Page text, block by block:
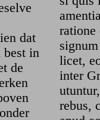
dat
best in
de
ratione
licet,
inter
rebus,